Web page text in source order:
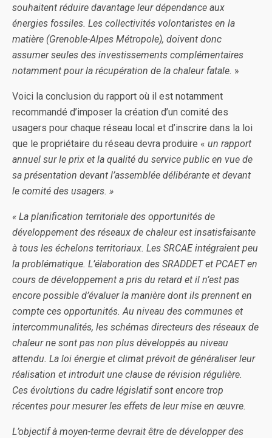
souhaitent réduire davantage leur dépendance aux
énergies fossiles. Les collectivités volontaristes en la
matière (Grenoble-Alpes Métropole), doivent donc
assumer seules des investissements complémentaires
notamment pour la récupération de la chaleur fatale. »
Voici la conclusion du rapport où il est notamment
recommandé d’imposer la création d’un comité des
usagers pour chaque réseau local et d’inscrire dans la loi
que le propriétaire du réseau devra produire « un rapport
annuel sur le prix et la qualité du service public en vue de
sa présentation devant l’assemblée délibérante et devant
le comité des usagers. »
« La planification territoriale des opportunités de
développement des réseaux de chaleur est insatisfaisante
à tous les échelons territoriaux. Les SRCAE intégraient peu
la problématique. L’élaboration des SRADDET et PCAET en
cours de développement a pris du retard et il n’est pas
encore possible d’évaluer la manière dont ils prennent en
compte ces opportunités. Au niveau des communes et
intercommunalités, les schémas directeurs des réseaux de
chaleur ne sont pas non plus développés au niveau
attendu. La loi énergie et climat prévoit de généraliser leur
réalisation et introduit une clause de révision régulière.
Ces évolutions du cadre législatif sont encore trop
récentes pour mesurer les effets de leur mise en œuvre.
L’objectif à moyen-terme devrait être de développer des